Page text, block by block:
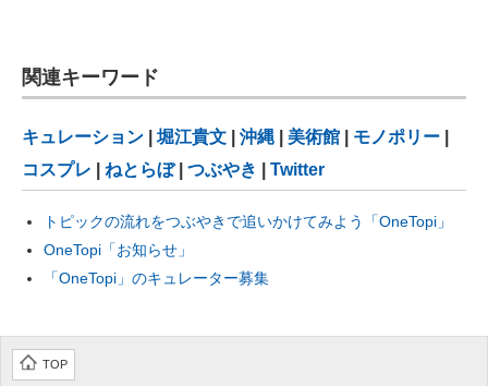
関連キーワード
キュレーション 堀江貴文 沖縄 美術館 モノポリー
コスプレ
ねとらぼ| つぶやき Twitter
トピックの流れをつぶやきで追いかけてみよう「OneTopi」
OneTopi「お知らせ」
「OneTopi」のキュレーター募集
TOP